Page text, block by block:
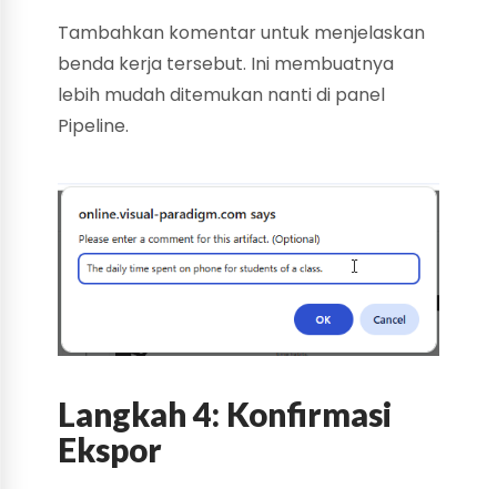
Tambahkan komentar untuk menjelaskan
benda kerja tersebut. Ini membuatnya
lebih mudah ditemukan nanti di panel
Pipeline.
Langkah 4: Konfirmasi
Ekspor